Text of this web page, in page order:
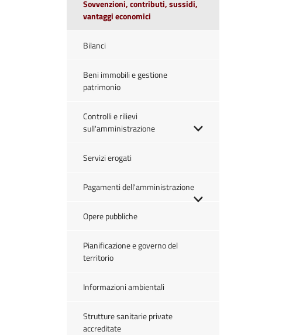
Sovvenzioni, contributi, sussidi,
vantaggi economici
Bilanci
Beni immobili e gestione
patrimonio
Controlli e rilievi
sull'amministrazione
Servizi erogati
Pagamenti dell'amministrazione
Opere pubbliche
Pianificazione e governo del
territorio
Informazioni ambientali
Strutture sanitarie private
accreditate